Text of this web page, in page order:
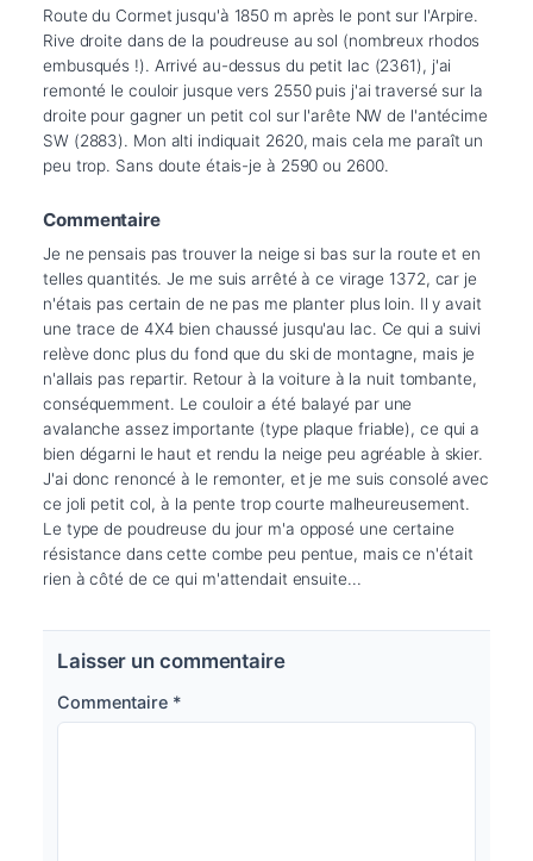
Route du Cormet jusqu'à 1850 m après le pont sur l'Arpire.
Rive droite dans de la poudreuse au sol (nombreux rhodos
embusqués !). Arrivé au-dessus du petit lac (2361), j'ai
remonté le couloir jusque vers 2550 puis j'ai traversé sur la
droite pour gagner un petit col sur l'arête NW de l'antécime
SW (2883). Mon alti indiquait 2620, mais cela me paraît un
peu trop. Sans doute étais-je à 2590 ou 2600.
Commentaire
Je ne pensais pas trouver la neige si bas sur la route et en
telles quantités. Je me suis arrêté à ce virage 1372, car je
n'étais pas certain de ne pas me planter plus loin. Il y avait
une trace de 4X4 bien chaussé jusqu'au lac. Ce qui a suivi
relève donc plus du fond que du ski de montagne, mais je
n'allais pas repartir. Retour à la voiture à la nuit tombante,
conséquemment. Le couloir a été balayé par une
avalanche assez importante (type plaque friable), ce qui a
bien dégarni le haut et rendu la neige peu agréable à skier.
J'ai donc renoncé à le remonter, et je me suis consolé avec
ce joli petit col, à la pente trop courte malheureusement.
Le type de poudreuse du jour m'a opposé une certaine
résistance dans cette combe peu pentue, mais ce n'était
rien à côté de ce qui m'attendait ensuite...
Laisser un commentaire
Commentaire *